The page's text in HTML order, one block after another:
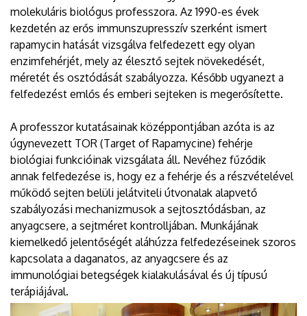
molekuláris biológus professzora. Az 1990-es évek
kezdetén az erős immunszupresszív szerként ismert
rapamycin hatását vizsgálva felfedezett egy olyan
enzimfehérjét, mely az élesztő sejtek növekedését,
méretét és osztódását szabályozza. Később ugyanezt a
felfedezést emlős és emberi sejteken is megerősítette.
A professzor kutatásainak középpontjában azóta is az
úgynevezett TOR (Target of Rapamycine) fehérje
biológiai funkcióinak vizsgálata áll. Nevéhez fűződik
annak felfedezése is, hogy ez a fehérje és a részvételével
működő sejten belüli jelátviteli útvonalak alapvető
szabályozási mechanizmusok a sejtosztódásban, az
anyagcsere, a sejtméret kontrolljában. Munkájának
kiemelkedő jelentőségét aláhúzza felfedezéseinek szoros
kapcsolata a daganatos, az anyagcsere és az
immunológiai betegségek kialakulásával és új típusú
terápiájával.